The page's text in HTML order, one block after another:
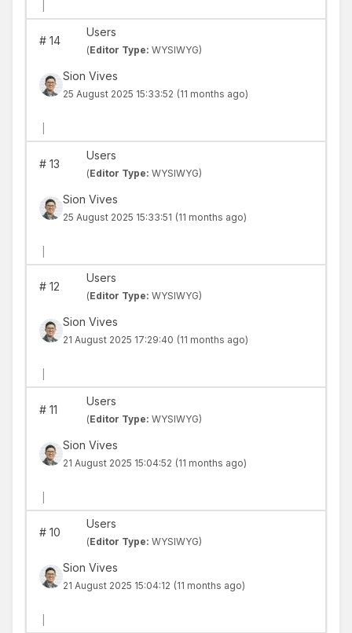
#14
Users
(Editor Type: WYSIWYG)
Sion Vives
25 August 2025 15:33:52 (11 months ago)
#13
Users
(Editor Type: WYSIWYG)
Sion Vives
25 August 2025 15:33:51 (11 months ago)
#12
Users
(Editor Type: WYSIWYG)
Sion Vives
21 August 2025 17:29:40 (11 months ago)
#11
Users
(Editor Type: WYSIWYG)
Sion Vives
21 August 2025 15:04:52 (11 months ago)
#10
Users
(Editor Type: WYSIWYG)
Sion Vives
21 August 2025 15:04:12 (11 months ago)